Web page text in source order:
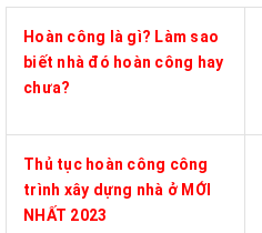
Hoàn công là gì? Làm sao
biết nhà đó hoàn công hay
chưa?
Thủ tục hoàn công công
trình xây dựng nhà ở MỚI
NHẤT 2023